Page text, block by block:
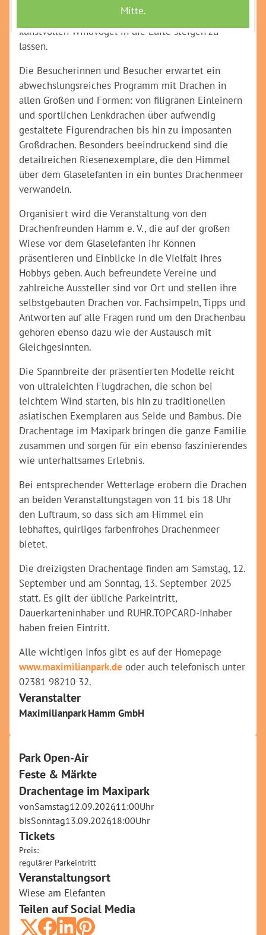
und -freunde aus ganz Deutschland, um ihre
kunstvollen Windvögel in die Lüfte steigen zu
lassen.
Die Besucherinnen und Besucher erwartet ein
abwechslungsreiches Programm mit Drachen in
allen Größen und Formen: von filigranen Einleinern
und sportlichen Lenkdrachen über aufwendig
gestaltete Figurendrachen bis hin zu imposanten
Großdrachen. Besonders beeindruckend sind die
detailreichen Riesenexemplare, die den Himmel
über dem Glaselefanten in ein buntes Drachenmeer
verwandeln.
Organisiert wird die Veranstaltung von den
Drachenfreunden Hamm e. V., die auf der großen
Wiese vor dem Glaselefanten ihr Können
präsentieren und Einblicke in die Vielfalt ihres
Hobbys geben. Auch befreundete Vereine und
zahlreiche Aussteller sind vor Ort und stellen ihre
selbstgebauten Drachen vor. Fachsimpeln, Tipps und
Antworten auf alle Fragen rund um den Drachenbau
gehören ebenso dazu wie der Austausch mit
Gleichgesinnten.
Die Spannbreite der präsentierten Modelle reicht
von ultraleichten Flugdrachen, die schon bei
leichtem Wind starten, bis hin zu traditionellen
asiatischen Exemplaren aus Seide und Bambus. Die
Drachentage im Maxipark bringen die ganze Familie
zusammen und sorgen für ein ebenso faszinierendes
wie unterhaltsames Erlebnis.
Bei entsprechender Wetterlage erobern die Drachen
an beiden Veranstaltungstagen von 11 bis 18 Uhr
den Luftraum, so dass sich am Himmel ein
lebhaftes, quirliges farbenfrohes Drachenmeer
bietet.
Die dreizigsten Drachentage finden am Samstag, 12.
September und am Sonntag, 13. September 2025
statt. Es gilt der übliche Parkeintritt,
Dauerkarteninhaber und RUHR.TOPCARD-Inhaber
haben freien Eintritt.
Alle wichtigen Infos gibt es auf der Homepage
www.maximilianpark.de oder auch telefonisch unter
02381 98210 32.
Veranstalter
Maximilianpark Hamm GmbH
Park Open-Air
Feste & Märkte
Drachentage im Maxipark
vonSamstag,12.09.2026,11:00Uhr
bisSonntag,13.09.2026,18:00Uhr
Tickets
Preis:
regulärer Parkeintritt
.
Veranstaltungsort
Wiese am Elefanten
Teilen auf Social Media